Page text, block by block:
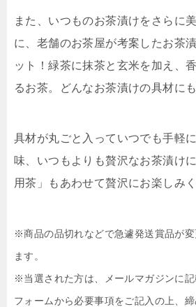
また、いつものお茶漬けをさらに
に、老舗のお茶屋が考案したお茶
ット！緑茶に抹茶と玄米を加え、
るお茶。どんなお茶漬けの具材に
具材が丸ごと入っていつでも手軽
味、いつもよりも贅沢なお茶漬け
用茶」もあわせて贅沢にお楽しみく
※商品の品切れなどで急遽発送賞品が
ます。
※当選された方は、メールマガジンに
フォームから必要事項をご記入の上、